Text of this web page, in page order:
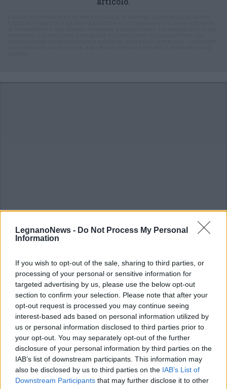
LegnanoNews - Do Not Process My Personal
Information
If you wish to opt-out of the sale, sharing to third parties, or
processing of your personal or sensitive information for
targeted advertising by us, please use the below opt-out
section to confirm your selection. Please note that after your
opt-out request is processed you may continue seeing
interest-based ads based on personal information utilized by
us or personal information disclosed to third parties prior to
your opt-out. You may separately opt-out of the further
disclosure of your personal information by third parties on the
IAB’s list of downstream participants. This information may
also be disclosed by us to third parties on the IAB’s List of
Downstream Participants that may further disclose it to other
ALTRE NOTIZIE DI BUSTO ARSIZIO